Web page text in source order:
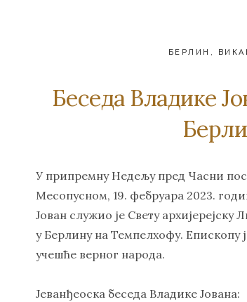
БЕРЛИН ,
Беседа Владике
У припремну Недељу пред Часни
Месопусном, 19. фебруара 2023.
Јован служио је Свету
у Берлину на Темпелхофу. Епископу
учешће верног народа.
Јеванђеоска беседа Владике Јована: